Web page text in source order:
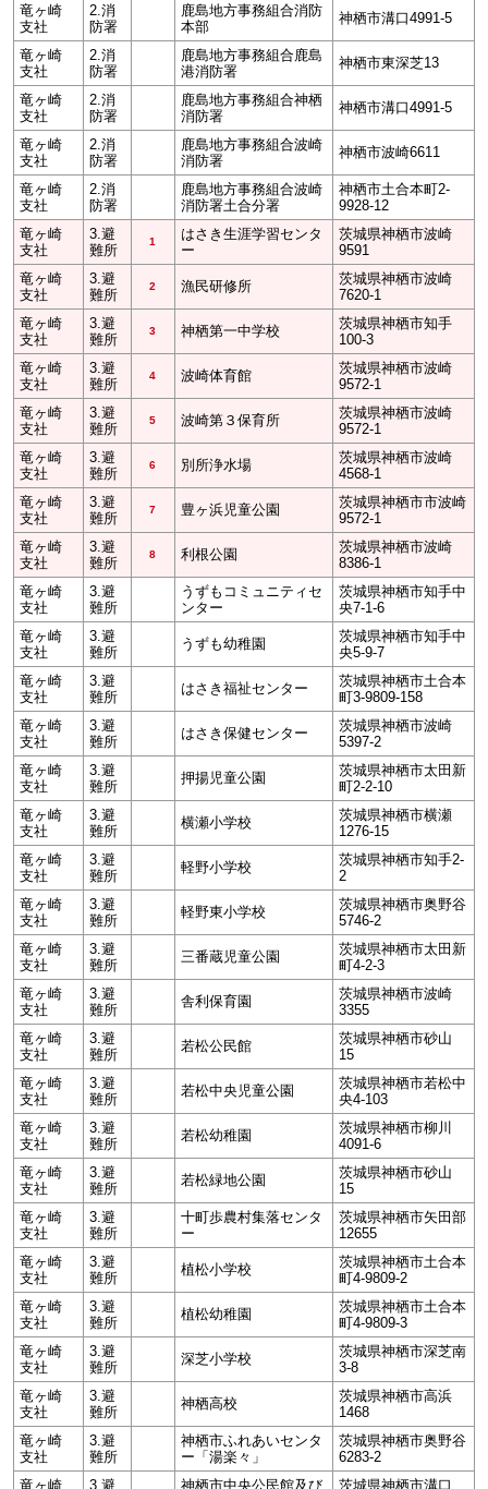
竜ヶ崎
支社
2.消
防署
鹿島地方事務組合消防
本部
神栖市溝口4991-5
竜ヶ崎
支社
2.消
防署
鹿島地方事務組合鹿島
港消防署
神栖市東深芝13
竜ヶ崎
支社
2.消
防署
鹿島地方事務組合神栖
消防署
神栖市溝口4991-5
竜ヶ崎
支社
2.消
防署
鹿島地方事務組合波崎
消防署
神栖市波崎6611
竜ヶ崎
支社
2.消
防署
鹿島地方事務組合波崎
消防署土合分署
神栖市土合本町2-
9928-12
竜ヶ崎
支社
3.避
難所
1
はさき生涯学習センタ
ー
茨城県神栖市波崎
9591
竜ヶ崎
支社
3.避
難所
2 漁民研修所
茨城県神栖市波崎
7620-1
竜ヶ崎
支社
3.避
難所
3 神栖第一中学校
茨城県神栖市知手
100-3
竜ヶ崎
支社
3.避
難所
4 波崎体育館
茨城県神栖市波崎
9572-1
竜ヶ崎
支社
3.避
難所
5 波崎第３保育所
茨城県神栖市波崎
9572-1
竜ヶ崎
支社
3.避
難所
6 別所浄水場
茨城県神栖市波崎
4568-1
竜ヶ崎
支社
3.避
難所
7 豊ヶ浜児童公園
茨城県神栖市市波崎
9572-1
竜ヶ崎
支社
3.避
難所
8 利根公園
茨城県神栖市波崎
8386-1
竜ヶ崎
支社
3.避
難所
うずもコミュニティセ
ンター
茨城県神栖市知手中
央7-1-6
竜ヶ崎
支社
3.避
難所
うずも幼稚園
茨城県神栖市知手中
央5-9-7
竜ヶ崎
支社
3.避
難所
はさき福祉センター
茨城県神栖市土合本
町3-9809-158
竜ヶ崎
支社
3.避
難所
はさき保健センター
茨城県神栖市波崎
5397-2
竜ヶ崎
支社
3.避
難所
押揚児童公園
茨城県神栖市太田新
町2-2-10
竜ヶ崎
支社
3.避
難所
横瀬小学校
茨城県神栖市横瀬
1276-15
竜ヶ崎
支社
3.避
難所
軽野小学校
茨城県神栖市知手2-
2
竜ヶ崎
支社
3.避
難所
軽野東小学校
茨城県神栖市奥野谷
5746-2
竜ヶ崎
支社
3.避
難所
三番蔵児童公園
茨城県神栖市太田新
町4-2-3
竜ヶ崎
支社
3.避
難所
舎利保育園
茨城県神栖市波崎
3355
竜ヶ崎
支社
3.避
難所
若松公民館
茨城県神栖市砂山
15
竜ヶ崎
支社
3.避
難所
若松中央児童公園
茨城県神栖市若松中
央4-103
竜ヶ崎
支社
3.避
難所
若松幼稚園
茨城県神栖市柳川
4091-6
竜ヶ崎
支社
3.避
難所
若松緑地公園
茨城県神栖市砂山
15
竜ヶ崎
支社
3.避
難所
十町歩農村集落センタ
ー
茨城県神栖市矢田部
12655
竜ヶ崎
支社
3.避
難所
植松小学校
茨城県神栖市土合本
町4-9809-2
竜ヶ崎
支社
3.避
難所
植松幼稚園
茨城県神栖市土合本
町4-9809-3
竜ヶ崎
支社
3.避
難所
深芝小学校
茨城県神栖市深芝南
3-8
竜ヶ崎
支社
3.避
難所
神栖高校
茨城県神栖市高浜
1468
竜ヶ崎
支社
3.避
難所
神栖市ふれあいセンタ
ー「湯楽々」
茨城県神栖市奥野谷
6283-2
竜ヶ崎
3.避 神栖市中央公民館及び 茨城県神栖市溝口